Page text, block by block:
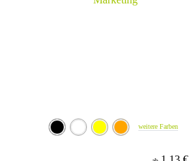
weitere Farben